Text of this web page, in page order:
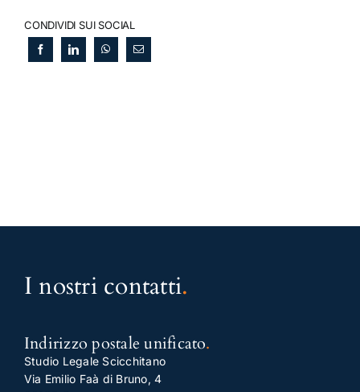
CONDIVIDI SUI SOCIAL
I nostri contatti.
Indirizzo postale unificato.
Studio Legale Scicchitano
Via Emilio Faà di Bruno, 4